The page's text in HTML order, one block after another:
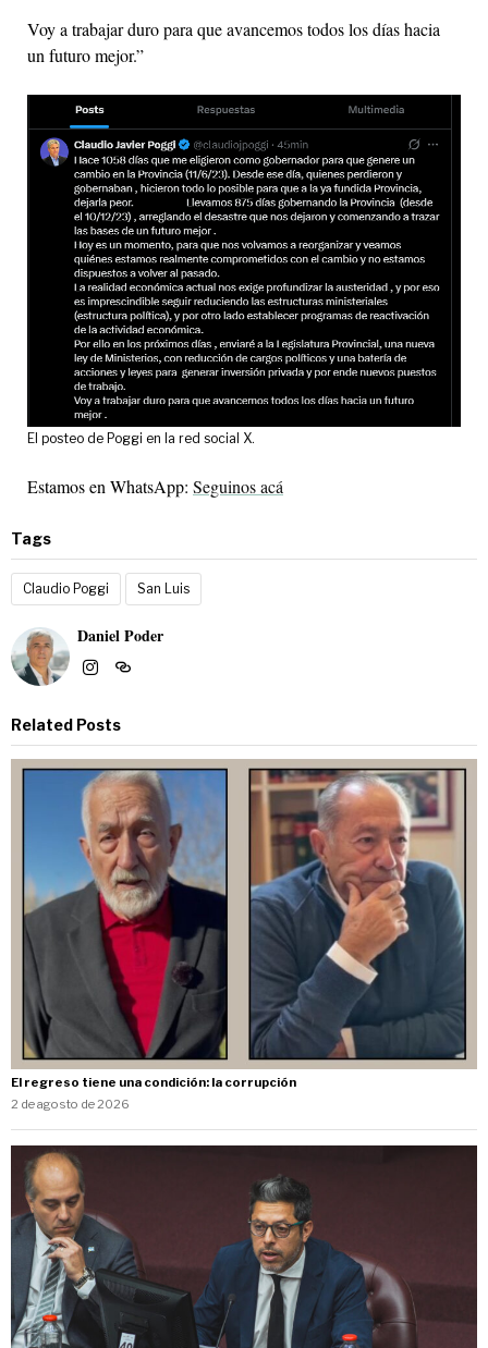
Voy a trabajar duro para que avancemos todos los días hacia
un futuro mejor.”
El posteo de Poggi en la red social X.
Estamos en WhatsApp: Seguinos acá
Tags
Claudio Poggi San Luis
Daniel Poder
Related Posts
El regreso tiene una condición: la corrupción
2 de agosto de 2026